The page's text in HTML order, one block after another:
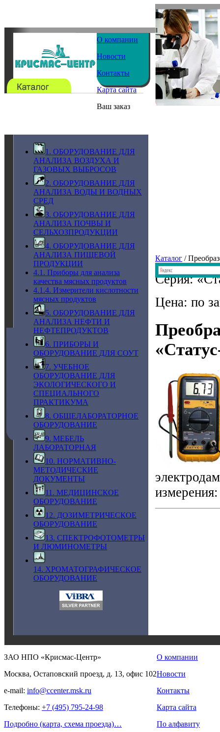
О компании
Новости
Контакты
Карта сайта
Ваш заказ
1. ОБОРУДОВАНИЕ ДЛЯ
АНАЛИЗА ВОЗДУХА И
ГАЗОВЫХ ВЫБРОСОВ
2. ОБОРУДОВАНИЕ ДЛЯ
АНАЛИЗА ВОДЫ И ВОДНЫХ
СРЕД
3. ОБОРУДОВАНИЕ ДЛЯ
АНАЛИЗА ПОЧВЫ И
СЕЛЬХОЗПРОДУКЦИИ
4. ОБОРУДОВАНИЕ ДЛЯ
АНАЛИЗА ПИЩЕВОЙ
ПРОДУКЦИИ
4.1. Приборы для анализа
качества мясных продуктов
4.1.4. Измерители кислотности
мясных продуктов
5. ОБОРУДОВАНИЕ ДЛЯ
АНАЛИЗА НЕФТИ И
НЕФТЕПРОДУКТОВ
6. ПРИБОРЫ И
ОБОРУДОВАНИЕ ДЛЯ СОУТ
7. УЧЕБНОЕ
ОБОРУДОВАНИЕ ДЛЯ
ЭКОЛОГИЧЕСКОГО И
СПЕЦИАЛЬНОГО
ПРАКТИКУМА
8. ОБЩЕЛАБОРАТОРНОЕ
ОБОРУДОВАНИЕ
9. МЕБЕЛЬ
ЛАБОРАТОРНАЯ
10. НОРМАТИВНО-
МЕТОДИЧЕСКИЕ
ДОКУМЕНТЫ
11. МЕДИЦИНСКОЕ
ОБОРУДОВАНИЕ
12. ДОЗИМЕТРИЧЕСКОЕ
ОБОРУДОВАНИЕ
13. СПЕКТРОФОТОМЕТРЫ
И ЛЮМИНОМЕТРЫ
14. ХРОМАТОГРАФИЧЕСКОЕ
ОБОРУДОВАНИЕ
Каталог /
Серия:
Цена: по
ЗАО НПО «Крисмас-Центр»
Москва, Остаповский проезд, д. 13, офис 102
e-mail: info@ccenter.msk.ru
Телефоны: +7 (495) 795-24-98
Подробно (карта, схема проезда)…
О компании
Новости
Контакты
Карта сайта
По алфавиту